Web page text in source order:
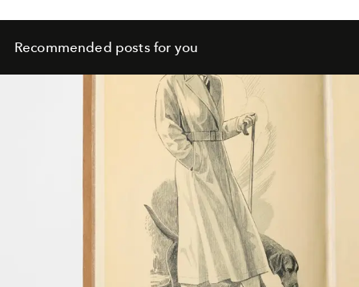
Recommended posts for you